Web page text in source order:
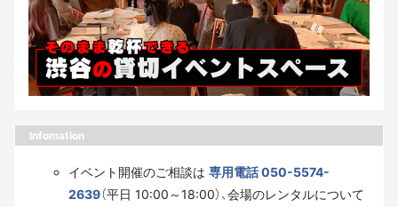
Infomation
イベント開催のご相談は 専用電話 050-5574-
2639（平日 10:00～18:00）、会場のレンタルについて